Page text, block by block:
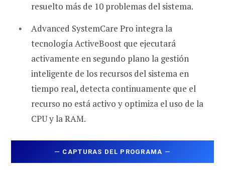
resuelto más de 10 problemas del sistema.
Advanced SystemCare Pro integra la
tecnología ActiveBoost que ejecutará
activamente en segundo plano la gestión
inteligente de los recursos del sistema en
tiempo real, detecta continuamente que el
recurso no está activo y optimiza el uso de la
CPU y la RAM.
— CAPTURAS DEL PROGRAMA —